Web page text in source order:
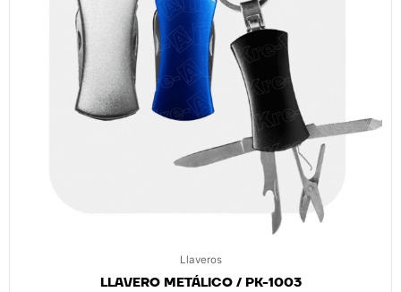
Llaveros
LLAVERO METÁLICO / PK-1003